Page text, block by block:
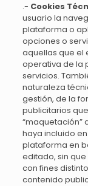
.- Cookies
usuario la
plataforma o
opciones o
aquellas que el
operativa de la
servicios.
naturaleza
gestión, de la
publicitarios
“maquetación”
haya incluido
plataforma en
editado, sin
con fines
contenido